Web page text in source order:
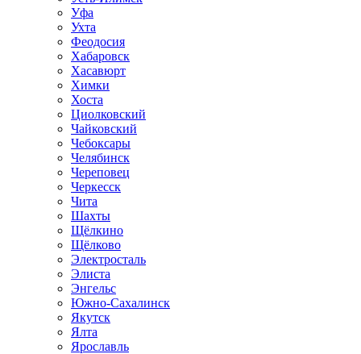
Уфа
Ухта
Феодосия
Хабаровск
Хасавюрт
Химки
Хоста
Циолковский
Чайковский
Чебоксары
Челябинск
Череповец
Черкесск
Чита
Шахты
Щёлкино
Щёлково
Электросталь
Элиста
Энгельс
Южно-Сахалинск
Якутск
Ялта
Ярославль